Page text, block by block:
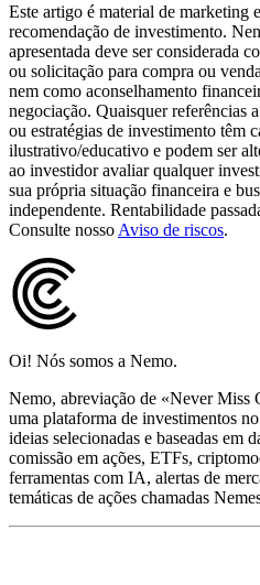
Este artigo é material de marketing
recomendação de investimento.
apresentada deve ser considerada
ou solicitação para compra ou
nem como aconselhamento
negociação. Quaisquer referências
ou estratégias de investimento têm
ilustrativo/educativo e podem ser
ao investidor avaliar qualquer
sua própria situação financeira e
independente. Rentabilidade
Consulte nosso Aviso de riscos.
Oi! Nós somos a Nemo.
Nemo, abreviação de «Never Miss
uma plataforma de investimentos
ideias selecionadas e baseadas em
comissão em ações, ETFs,
ferramentas com IA, alertas de
temáticas de ações chamadas